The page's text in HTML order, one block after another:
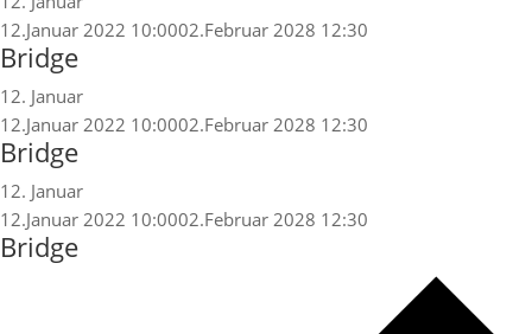
12.Januar 2022 10:0002.Februar 2028 12:30
Bridge
12. Januar
12.Januar 2022 10:0002.Februar 2028 12:30
Bridge
12. Januar
12.Januar 2022 10:0002.Februar 2028 12:30
Bridge